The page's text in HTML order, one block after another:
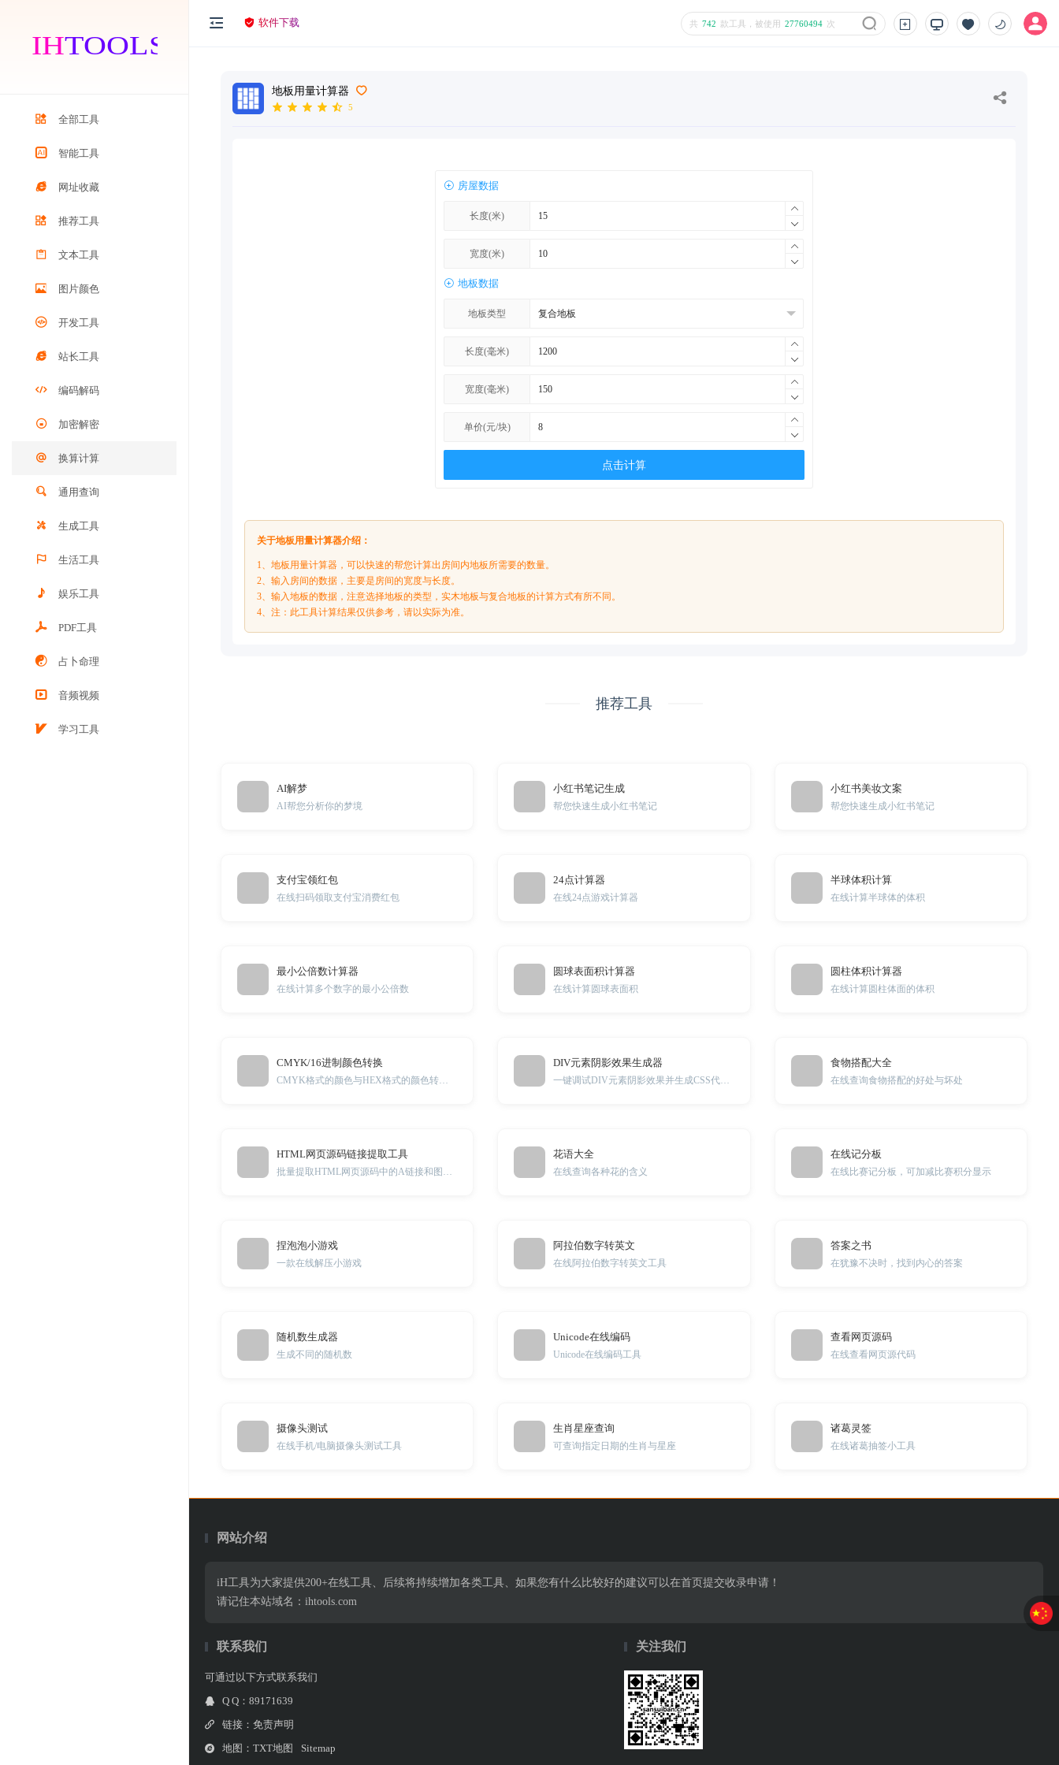
全部工具
智能工具
网址收藏
推荐工具
文本工具
图片颜色
开发工具
站长工具
编码解码
加密解密
换算计算
通用查询
生成工具
生活工具
娱乐工具
PDF工具
占卜命理
音频视频
学习工具
软件下载 共 742 款工具，被使用 27760494 次
地板用量计算器
5
房屋数据
长度(米)
宽度(米)
地板数据
地板类型
长度(毫米)
宽度(毫米)
单价(元/块)
点击计算
关于地板用量计算器介绍：
1、地板用量计算器，可以快速的帮您计算出房间内地板所需要的数量。
2、输入房间的数据，主要是房间的宽度与长度。
3、输入地板的数据，注意选择地板的类型，实木地板与复合地板的计算方式有所不同。
4、注：此工具计算结果仅供参考，请以实际为准。
推荐工具
AI解梦
AI帮您分析你的梦境
小红书笔记生成
帮您快速生成小红书笔记
小红书美妆文案
帮您快速生成小红书笔记
支付宝领红包
在线扫码领取支付宝消费红包
24点计算器
在线24点游戏计算器
半球体积计算
在线计算半球体的体积
最小公倍数计算器
在线计算多个数字的最小公倍数
圆球表面积计算器
在线计算圆球表面积
圆柱体积计算器
在线计算圆柱体面的体积
CMYK/16进制颜色转换 DIV元素阴影效果生成器 食物搭配大全
在线查询食物搭配的好处与坏处
HTML网页源码链接提取工具 花语大全
在线查询各种花的含义
在线记分板
在线比赛记分板，可加减比赛积分显示
捏泡泡小游戏
一款在线解压小游戏
阿拉伯数字转英文
在线阿拉伯数字转英文工具
答案之书
在犹豫不决时，找到内心的答案
随机数生成器
生成不同的随机数
Unicode在线编码
Unicode在线编码工具
查看网页源码
在线查看网页源代码
摄像头测试
在线手机/电脑摄像头测试工具
生肖星座查询
可查询指定日期的生肖与星座
诸葛灵签
在线诸葛抽签小工具
网站介绍
iH工具为大家提供200+在线工具、后续将持续增加各类工具、如果您有什么比较好的建议可以在首页提交收录申请！
请记住本站域名：ihtools.com
关注我们
联系我们
可通过以下方式联系我们
Q Q：89171639
链接： 免责声明
地图： TXT地图 Sitemap